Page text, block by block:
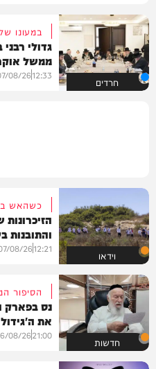
חרדים
במעונו
גדולי
ממשל
12:33
08/26
וידאו
כשהאש
והתובנות
12:21
08/26
חדשות
הסיפור
נס בפארק
את
21:00
08/26